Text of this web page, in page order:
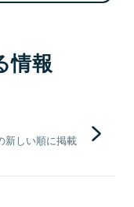
情報
新しい順に掲載